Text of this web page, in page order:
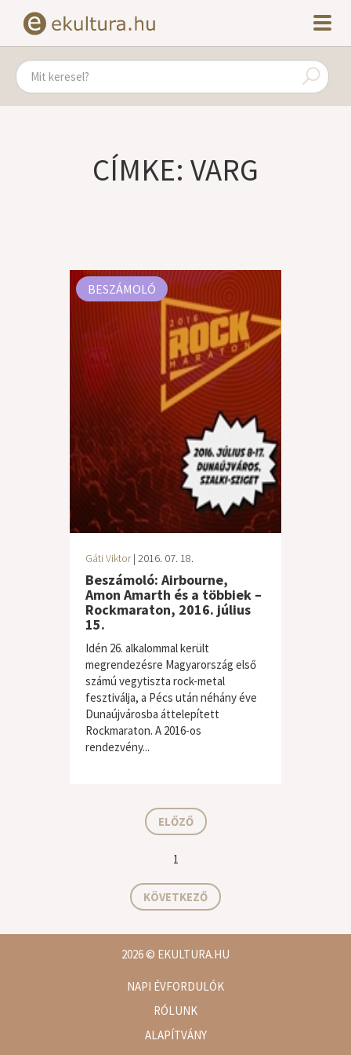
CÍMKE: VARG
BESZÁMOLÓ
Gáti Viktor| 2016. 07. 18.
Beszámoló: Airbourne,
Amon Amarth és a többiek –
Rockmaraton, 2016. július
15.
Idén 26. alkalommal került
megrendezésre Magyarország első
számú vegytiszta rock-metal
fesztiválja, a Pécs után néhány éve
Dunaújvárosba áttelepített
Rockmaraton. A 2016-os
rendezvény...
hard / heavy,
ELŐZŐ
1
KÖVETKEZŐ
2026© EKULTURA.HU
NAPI ÉVFORDULÓK
RÓLUNK
ALAPÍTVÁNY